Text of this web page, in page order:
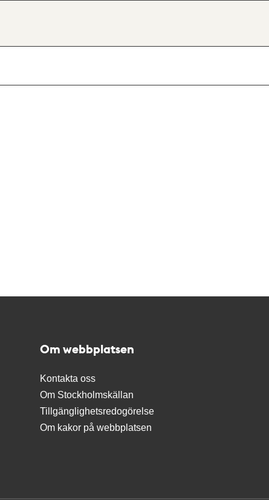
Om webbplatsen
Kontakta oss
Om Stockholmskällan
Tillgänglighetsredogörelse
Om kakor på webbplatsen